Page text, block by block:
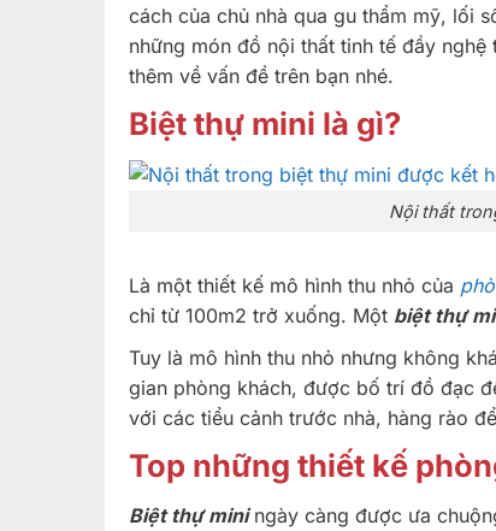
cách của chủ nhà qua gu thẩm mỹ, lối
những món đồ nội thất tinh tế đầy
thêm về vấn đề trên bạn nhé.
Biệt thự mini là gì?
Nội thất
Là một thiết kế mô hình thu nhỏ của
chỉ từ 100m2 trở xuống. Một biệt thự
Tuy là mô hình thu nhỏ nhưng không
gian phòng khách, được bố trí đồ đạc
với các tiểu cảnh trước nhà, hàng rào
Top những thiết kế
Biệt thự miningày càng được ưa